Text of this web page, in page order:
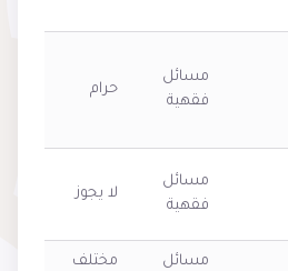
مسائل
فقهية
حرام
مسائل
فقهية
لا يجوز
مسائل
مختلف